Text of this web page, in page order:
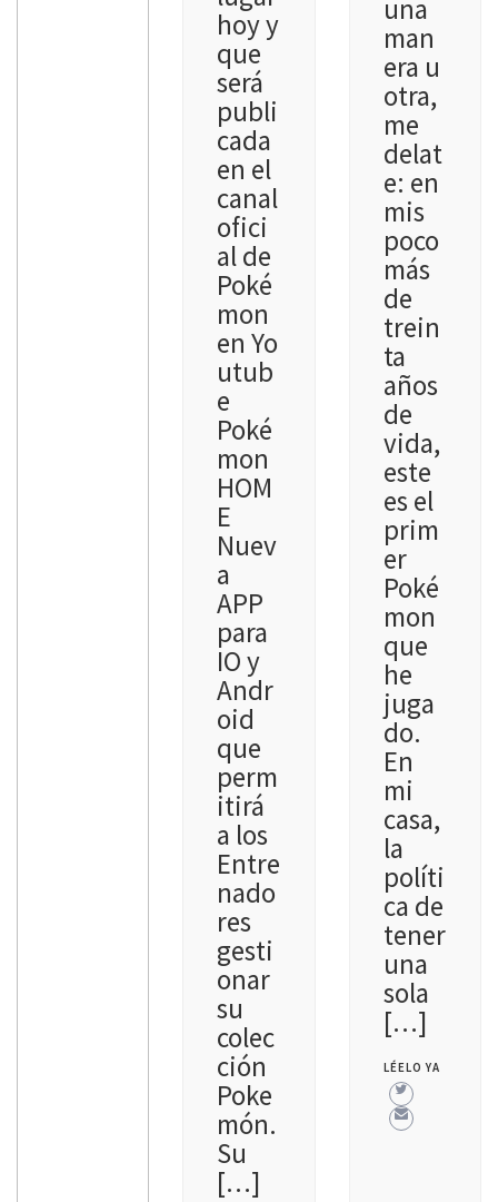
hoy y
que
será
publi
cada
en el
canal
ofici
al de
Poké
mon
en Yo
utub
e
Poké
mon
HOM
E
Nuev
a
APP
para
IO y
Andr
oid
que
perm
itirá
a los
Entre
nado
res
gesti
onar
su
colec
ción
Poke
món.
Su
[…]
una
man
era u
otra,
me
delat
e: en
mis
poco
más
de
trein
ta
años
de
vida,
este
es el
prim
er
Poké
mon
que
he
juga
do.
En
mi
casa,
la
políti
ca de
tener
una
sola
[…]
LÉELO YA